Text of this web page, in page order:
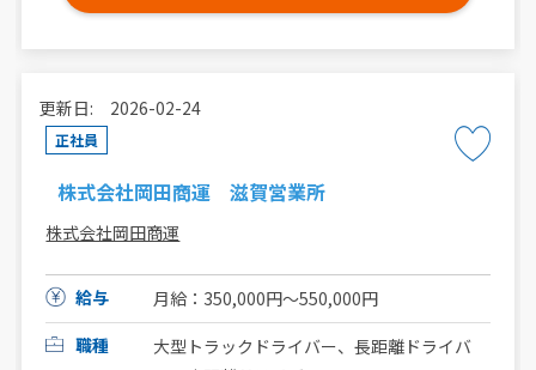
更新日: 2026-02-24
正社員
株式会社岡田商運 滋賀営業所
株式会社岡田商運
給与
月給：350,000円～550,000円
職種
大型トラックドライバー、長距離ドライバ